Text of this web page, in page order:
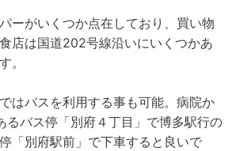
ーがいくつか点在しており、買い物
店は国道202号線沿いにいくつかあ
。
はバスを利用する事も可能。病院か
るバス停「別府４丁目」で博多駅行の
「別府駅前」で下車すると良いで